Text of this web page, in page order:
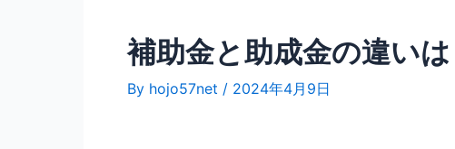
補助金と助成金の違い
By hojo57net / 2024年4月9日